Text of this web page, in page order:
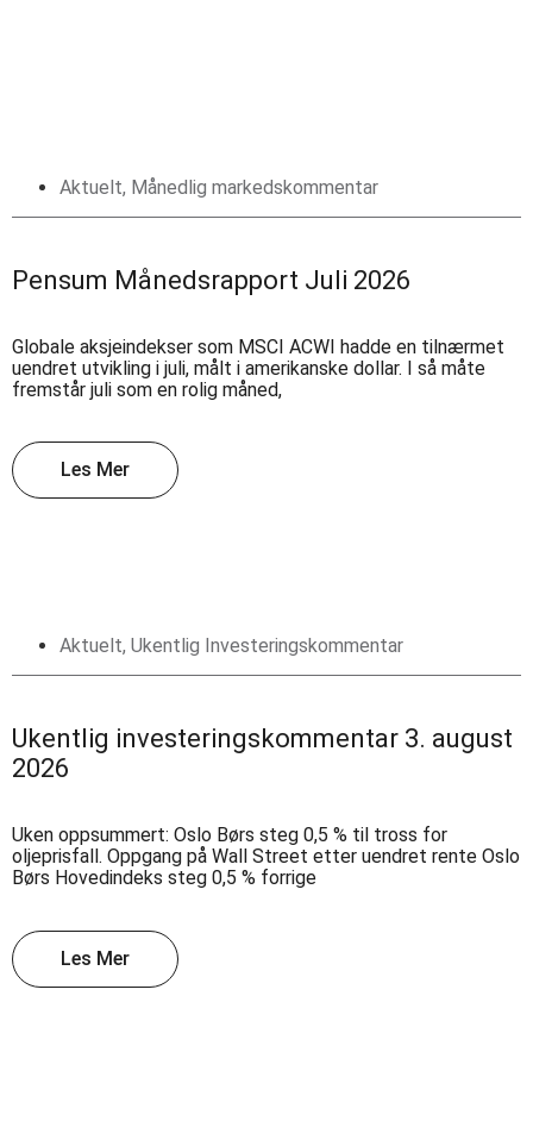
Aktuelt, Månedlig markedskommentar
Pensum Månedsrapport Juli 2026
Globale aksjeindekser som MSCI ACWI hadde en tilnærmet
uendret utvikling i juli, målt i amerikanske dollar. I så måte
fremstår juli som en rolig måned,
Les Mer
Aktuelt, Ukentlig Investeringskommentar
Ukentlig investeringskommentar 3. august
2026
Uken oppsummert: Oslo Børs steg 0,5 % til tross for
oljeprisfall. Oppgang på Wall Street etter uendret rente Oslo
Børs Hovedindeks steg 0,5 % forrige
Les Mer